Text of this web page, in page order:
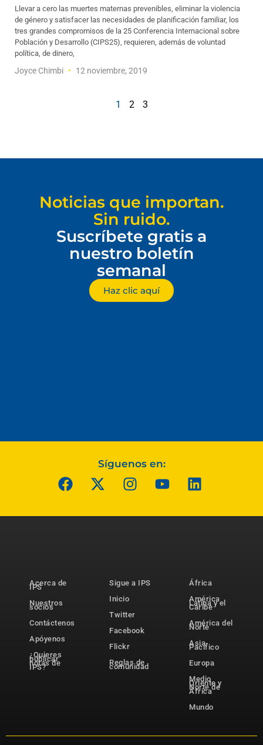
Llevar a cero las muertes maternas prevenibles, eliminar la violencia
de género y satisfacer las necesidades de planificación familiar, los
tres grandes compromisos de la 25 Conferencia Internacional sobre
Población y Desarrollo (CIPS25), requieren, además de voluntad
política, de dinero,
Joyce Chimbi 12 noviembre, 2019
1 2 3
Noticias que importan.
Sin ruido.
Suscríbete gratis a
nuestro boletín
semanal
Haz clic aquí
Síguenos en:
Acerca de
IPS
Nuestros
socios
Contáctenos
Apóyenos
¿Quieres
publicar
notas de
IPS?
Sigue a IPS
Inicio
Twitter
Facebook
Flickr
Reglas de
comunidad
África
América
Latina y el
Caribe
América del
Norte
Asia-
Pacífico
Europa
Medio
Oriente y
Norte de
África
Mundo